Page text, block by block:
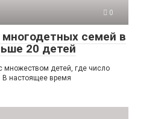
0
семей в
20 детей
множеством детей, где число
В настоящее время